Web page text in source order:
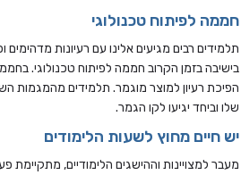
חממה לפיתוח טכנולוגי
תלמידים רבים מגיעים אלינו עם רעיונות
בישיבה בזמן הקרוב חממה לפיתוח טכנולוגי.
הפיכת רעיון למוצר מוגמר. תלמידים מהמגמות
שלו וביחד יגיעו לקו הגמר.
יש חיים מחוץ לשעות הלימודים
מעבר למצויינות וההישגים הלימודיים,